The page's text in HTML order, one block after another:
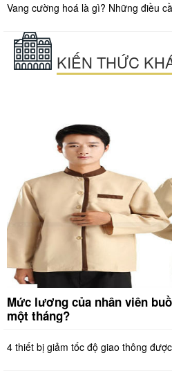
Vang cường hoá là gì? Những điều
KIẾN THỨC
Mức lương của nhân viên
một tháng?
4 thiết bị giảm tốc độ giao thông